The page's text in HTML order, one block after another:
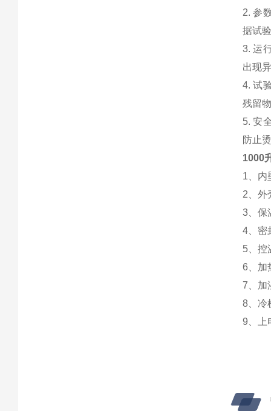
2. 参
据试
3. 运
出现
4. 试
残留
5. 安
防止
1000
1、内
2、外
3、保
4、密
5、控
6、加
7、加
8、冷
9、上